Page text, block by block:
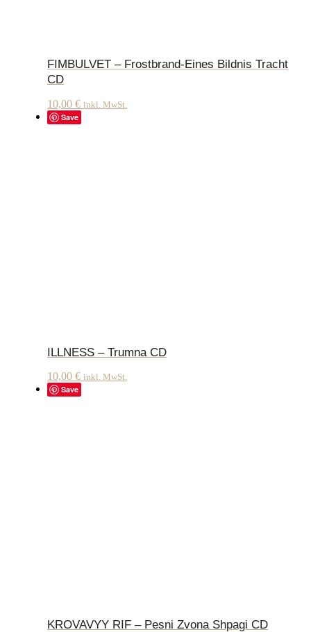
FIMBULVET – Frostbrand-Eines Bildnis Tracht
CD
10,00 € inkl. MwSt.
Save
ILLNESS – Trumna CD
10,00 € inkl. MwSt.
Save
KROVAVYY RIF – Pesni Zvona Shpagi CD